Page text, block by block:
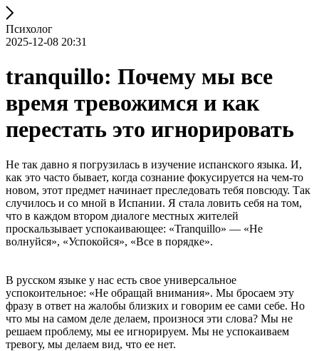
Психолог
2025-12-08 20:31
tranquillo: Почему мы все
время тревожимся и как
перестать это игнорировать
Не так давно я погрузилась в изучение испанского языка. И,
как это часто бывает, когда сознание фокусируется на чем-то
новом, этот предмет начинает преследовать тебя повсюду. Так
случилось и со мной в Испании. Я стала ловить себя на том,
что в каждом втором диалоге местных жителей
проскальзывает успокаивающее: «Tranquillo» — «Не
волнуйся», «Успокойся», «Все в порядке».
В русском языке у нас есть свое универсальное
успокоительное: «Не обращай внимания». Мы бросаем эту
фразу в ответ на жалобы близких и говорим ее сами себе. Но
что мы на самом деле делаем, произнося эти слова? Мы не
решаем проблему, мы ее игнорируем. Мы не успокаиваем
тревогу, мы делаем вид, что ее нет.